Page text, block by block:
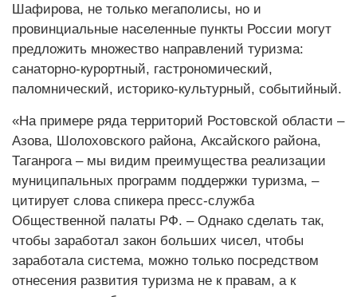
Шафирова, не только мегаполисы, но и
провинциальные населенные пункты России могут
предложить множество направлений туризма:
санаторно-курортный, гастрономический,
паломнический, историко-культурный, событийный.
«На примере ряда территорий Ростовской области –
Азова, Шолоховского района, Аксайского района,
Таганрога – мы видим преимущества реализации
муниципальных программ поддержки туризма, –
цитирует слова спикера пресс-служба
Общественной палаты РФ. – Однако сделать так,
чтобы заработал закон больших чисел, чтобы
заработала система, можно только посредством
отнесения развития туризма не к правам, а к